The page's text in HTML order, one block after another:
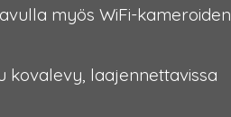
myös WiFi-kameroiden
kovalevy, laajennettavissa